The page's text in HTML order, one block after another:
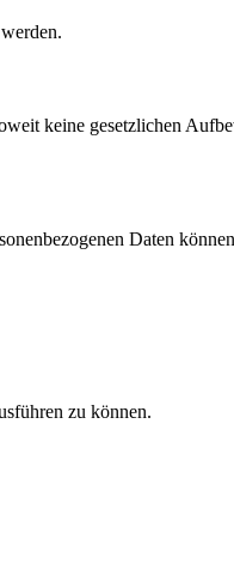
keine gesetzlichen
Daten
zu können.